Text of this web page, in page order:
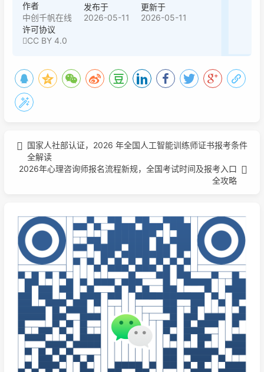
作者
中创千帆在线
发布于
2026-05-11
更新于
2026-05-11
许可协议
CC BY 4.0
国家人社部认证，2026 年全国人工智能训练师证书报考条件
全解读
2026年心理咨询师报名流程新规，全国考试时间及报考入口
全攻略